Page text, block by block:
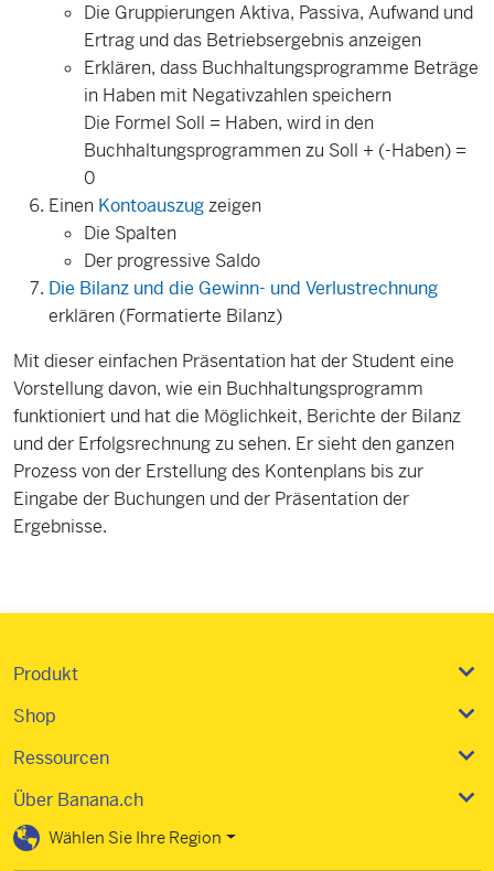
Die Gruppierungen Aktiva, Passiva, Aufwand und
Ertrag und das Betriebsergebnis anzeigen
Erklären, dass Buchhaltungsprogramme Beträge
in Haben mit Negativzahlen speichern
Die Formel Soll = Haben, wird in den
Buchhaltungsprogrammen zu Soll + (-Haben) =
0
Einen Kontoauszugzeigen
Die Spalten
Der progressive Saldo
Die Bilanz und die Gewinn- und Verlustrechnung
erklären (Formatierte Bilanz)
Mit dieser einfachen Präsentation hat der Student eine
Vorstellung davon, wie ein Buchhaltungsprogramm
funktioniert und hat die Möglichkeit, Berichte der Bilanz
und der Erfolgsrechnung zu sehen. Er sieht den ganzen
Prozess von der Erstellung des Kontenplans bis zur
Eingabe der Buchungen und der Präsentation der
Ergebnisse.
Produkt
Shop
Ressourcen
Über Banana.ch
Wählen Sie Ihre Region